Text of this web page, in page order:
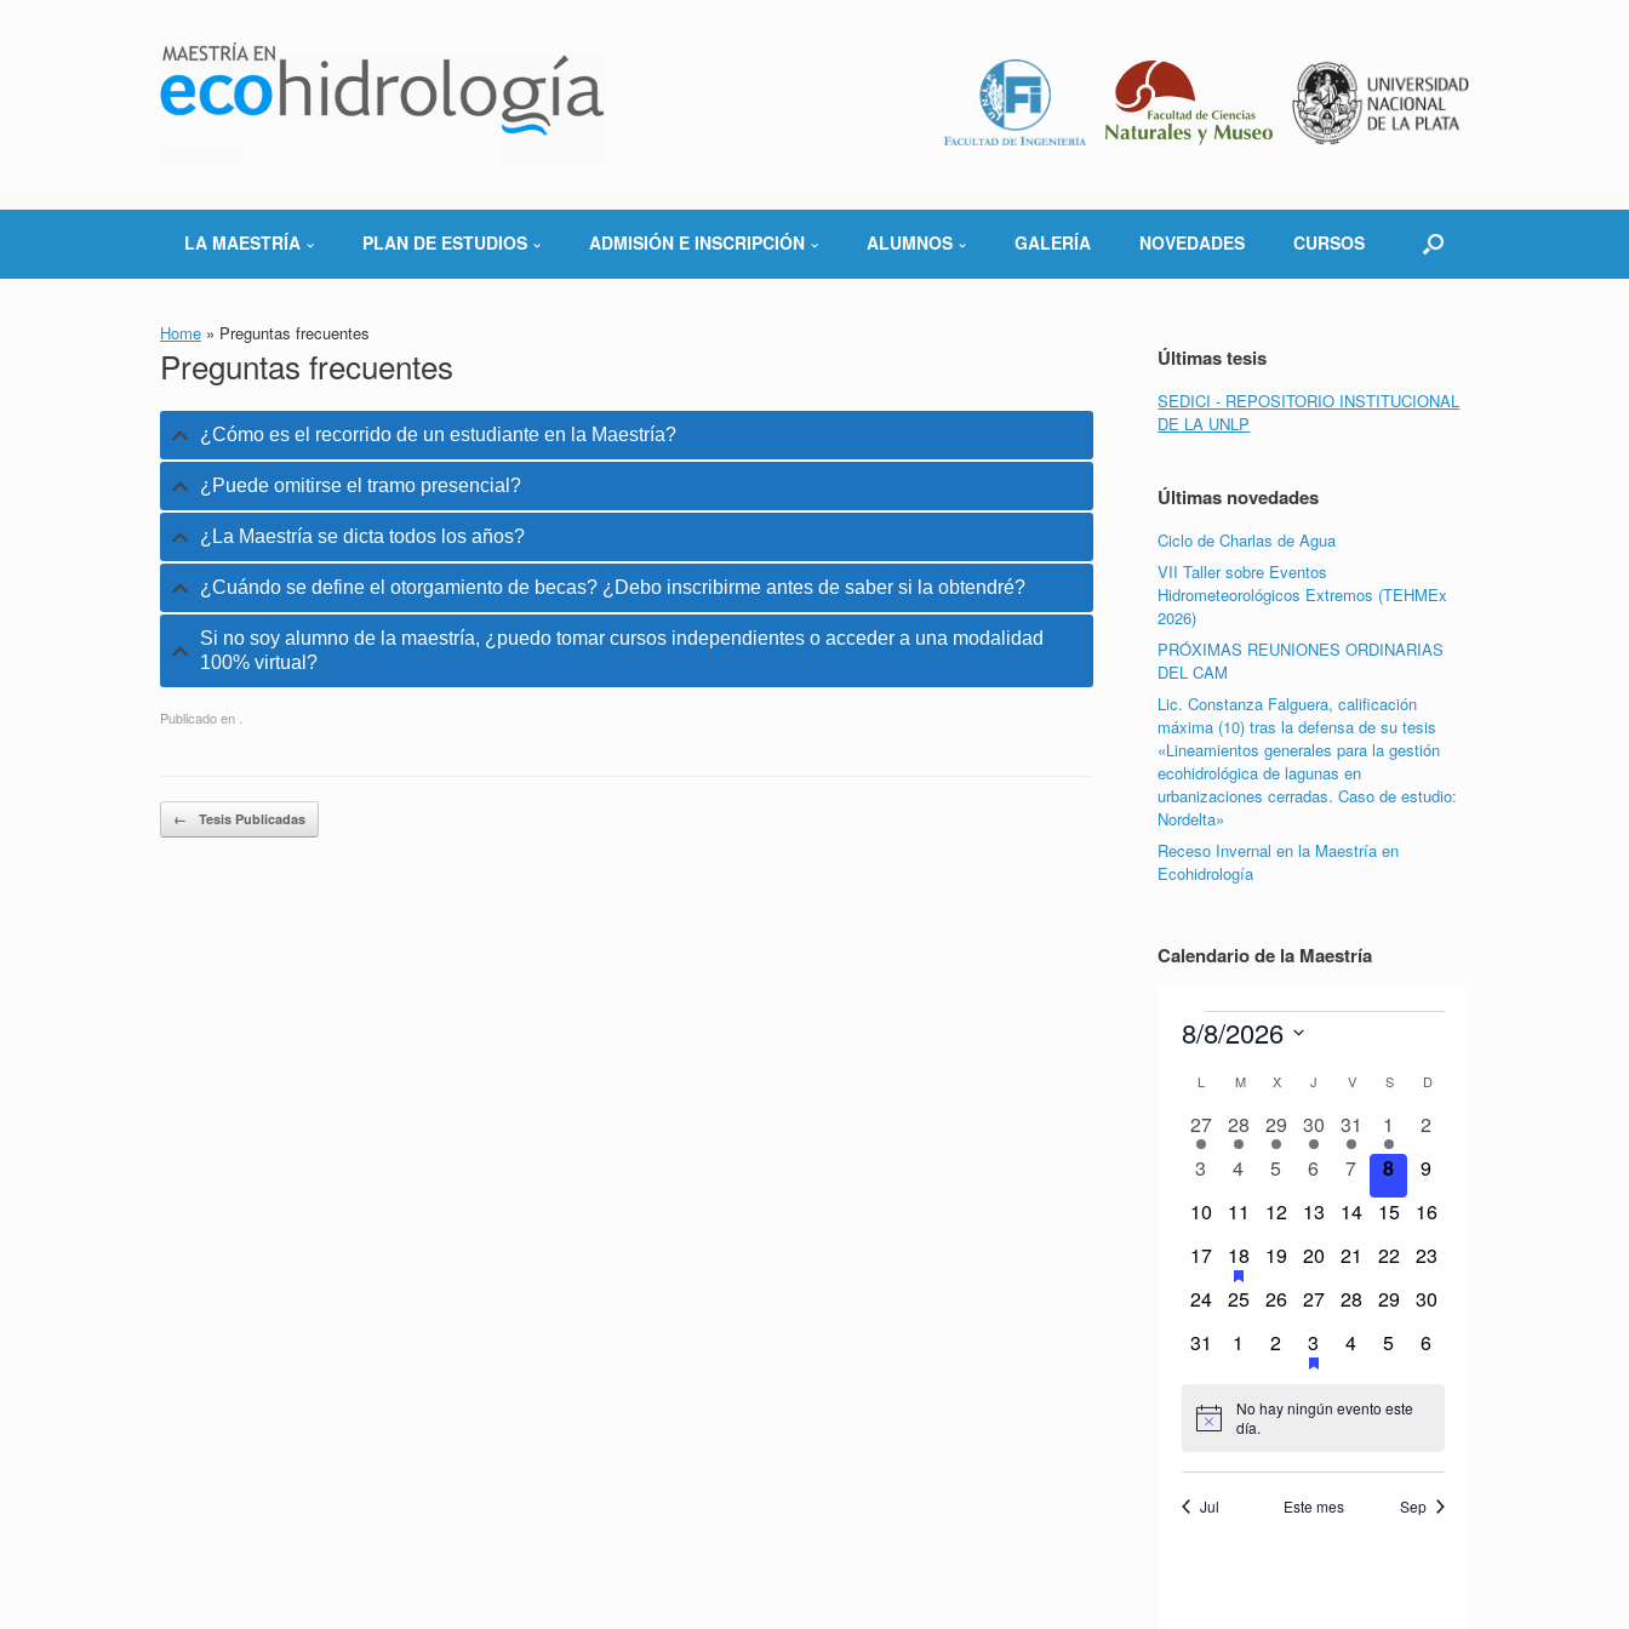
LA MAESTRÍA PLAN DE ESTUDIOS ADMISIÓN E INSCRIPCIÓN ALUMNOS GALERÍA NOVEDADES CURSOS
Home » Preguntas frecuentes
Preguntas frecuentes
¿Cómo es el recorrido de un estudiante en la Maestría?
¿Puede omitirse el tramo presencial?
¿La Maestría se dicta todos los años?
¿Cuándo se define el otorgamiento de becas? ¿Debo inscribirme antes de saber si la obtendré?
Si no soy alumno de la maestría, ¿puedo tomar cursos independientes o acceder a una modalidad
100% virtual?
Publicado en .
Navegador de artículos
← Tesis Publicadas
Últimas tesis
SEDICI - REPOSITORIO INSTITUCIONAL
DE LA UNLP
Últimas novedades
Ciclo de Charlas de Agua
VII Taller sobre Eventos
Hidrometeorológicos Extremos (TEHMEx
2026)
PRÓXIMAS REUNIONES ORDINARIAS
DEL CAM
Lic. Constanza Falguera, calificación
máxima (10) tras la defensa de su tesis
«Lineamientos generales para la gestión
ecohidrológica de lagunas en
urbanizaciones cerradas. Caso de estudio:
Nordelta»
Receso Invernal en la Maestría en
Ecohidrología
Calendario de la Maestría